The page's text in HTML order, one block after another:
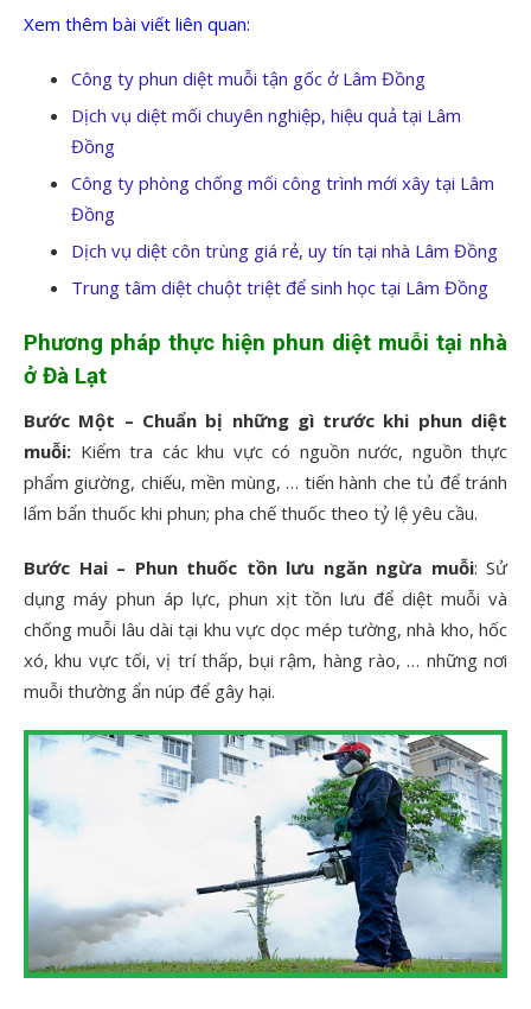
Xem thêm bài viết liên quan:
Công ty phun diệt muỗi tận gốc ở Lâm Đồng
Dịch vụ diệt mối chuyên nghiệp, hiệu quả tại Lâm
Đồng
Công ty phòng chống mối công trình mới xây tại Lâm
Đồng
Dịch vụ diệt côn trùng giá rẻ, uy tín tại nhà Lâm Đồng
Trung tâm diệt chuột triệt để sinh học tại Lâm Đồng
Phương pháp thực hiện phun diệt muỗi tại nhà
ở Đà Lạt
Bước Một – Chuẩn bị những gì trước khi phun diệt
muỗi: Kiểm tra các khu vực có nguồn nước, nguồn thực
phẩm giường, chiếu, mền mùng, … tiến hành che tủ để tránh
lấm bẩn thuốc khi phun; pha chế thuốc theo tỷ lệ yêu cầu.
Bước Hai – Phun thuốc tồn lưu ngăn ngừa muỗi: Sử
dụng máy phun áp lực, phun xịt tồn lưu để diệt muỗi và
chống muỗi lâu dài tại khu vực dọc mép tường, nhà kho, hốc
xó, khu vực tối, vị trí thấp, bụi rậm, hàng rào, … những nơi
muỗi thường ẩn núp để gây hại.